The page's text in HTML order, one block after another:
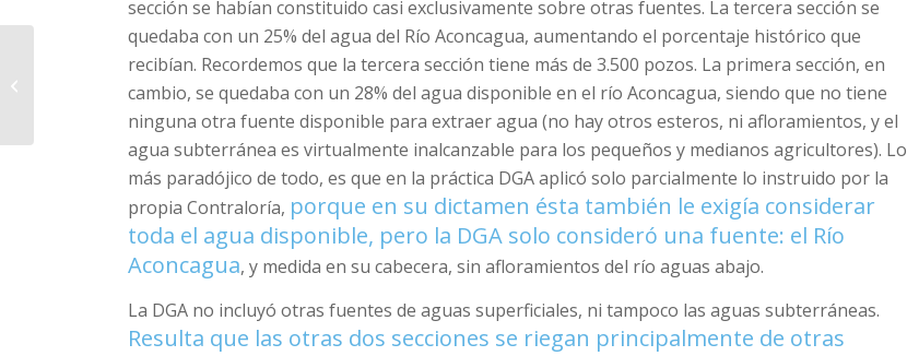
sección se habían constituido casi exclusivamente sobre otras fuentes. La tercera sección se
quedaba con un 25% del agua del Río Aconcagua, aumentando el porcentaje histórico que
recibían. Recordemos que la tercera sección tiene más de 3.500 pozos. La primera sección, en
cambio, se quedaba con un 28% del agua disponible en el río Aconcagua, siendo que no tiene
ninguna otra fuente disponible para extraer agua (no hay otros esteros, ni afloramientos, y el
agua subterránea es virtualmente inalcanzable para los pequeños y medianos agricultores). Lo
más paradójico de todo, es que en la práctica DGA aplicó solo parcialmente lo instruido por la
propia Contraloría, porque en su dictamen ésta también le exigía considerar
toda el agua disponible, pero la DGA solo consideró una fuente: el Río
Aconcagua, y medida en su cabecera, sin afloramientos del río aguas abajo.
La DGA no incluyó otras fuentes de aguas superficiales, ni tampoco las aguas subterráneas.
Resulta que las otras dos secciones se riegan principalmente de otras
ACLARACIÓN PÚBLICA